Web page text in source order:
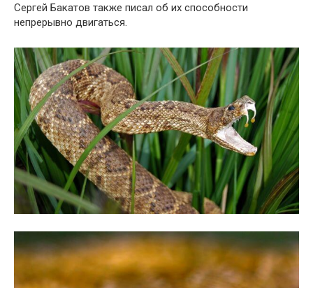
Сергей Бакатов также писал об их способности
непрерывно двигаться.